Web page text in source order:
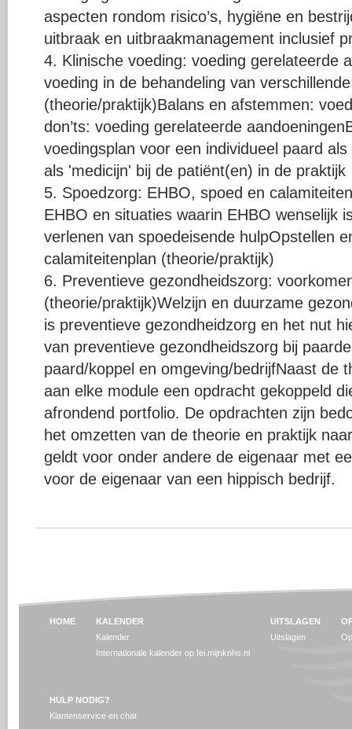
aspecten rondom risico’s, hygiëne en
uitbraak en uitbraakmanagement inclusief
4. Klinische voeding: voeding gerelateerde
voeding in de behandeling van
(theorie/praktijk)Balans en afstemmen:
don’ts: voeding gerelateerde
voedingsplan voor een individueel paard
als 'medicijn' bij de patiënt(en) in de praktijk
5. Spoedzorg: EHBO, spoed en
EHBO en situaties waarin EHBO wenselijk
verlenen van spoedeisende hulpOpstellen
calamiteitenplan (theorie/praktijk)
6. Preventieve gezondheidszorg:
(theorie/praktijk)Welzijn en duurzame
is preventieve gezondheidzorg en het nut
van preventieve gezondheidszorg bij
paard/koppel en omgeving/bedrijfNaast de
aan elke module een opdracht gekoppeld
afrondend portfolio. De opdrachten zijn
het omzetten van de theorie en praktijk
geldt voor onder andere de eigenaar met
voor de eigenaar van een hippisch bedrijf.
HOME
KALENDER
Kalender
Internationale kalender op fei.mijnknhs.nl
UITSLAGEN
Uitslagen
HULP NODIG?
Klantenservice en chat